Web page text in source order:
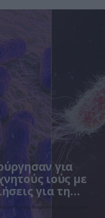
για
ιούς με
για τη
Τεχνητής Νοημοσύνης που εξοντώνουν